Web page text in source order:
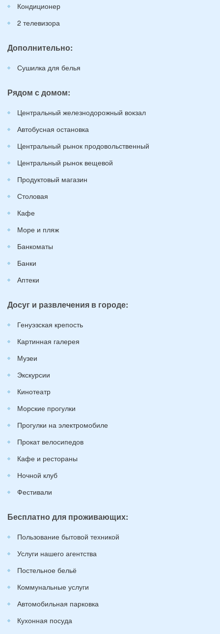
Кондиционер
2 телевизора
Дополнительно:
Сушилка для белья
Рядом с домом:
Центральный железнодорожный вокзал
Автобусная остановка
Центральный рынок продовольственный
Центральный рынок вещевой
Продуктовый магазин
Столовая
Кафе
Море и пляж
Банкоматы
Банки
Аптеки
Досуг и развлечения в городе:
Генуэзская крепость
Картинная галерея
Музеи
Экскурсии
Кинотеатр
Морские прогулки
Прогулки на электромобиле
Прокат велосипедов
Кафе и рестораны
Ночной клуб
Фестивали
Бесплатно для проживающих:
Пользование бытовой техникой
Услуги нашего агентства
Постельное бельё
Коммунальные услуги
Автомобильная парковка
Кухонная посуда